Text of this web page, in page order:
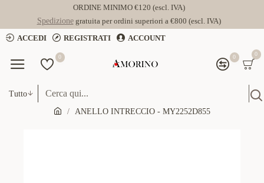
ORDINE MINIMO €120 (escl. IVA)
Spedizionegratuita per ordini superiori a €800 (escl. IVA)
ACCEDI
REGISTRATI ACCOUNT
0 0 0
Tutto
ANELLO INTRECCIO - MY2252D855